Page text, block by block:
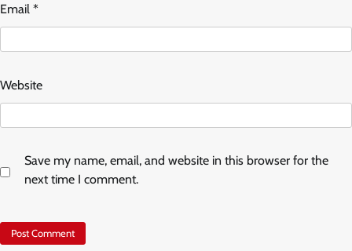
Email *
Website
Save my name, email, and website in this browser for the
next time I comment.